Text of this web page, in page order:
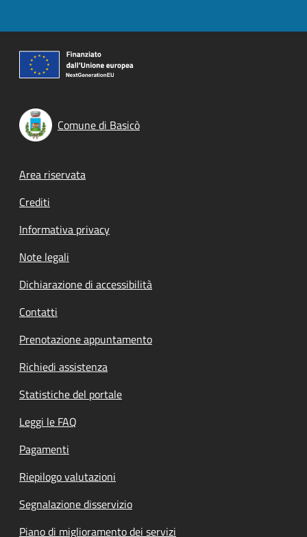
Comune di Basicò
Footer menu
Area riservata
Crediti
Informativa privacy
Note legali
Dichiarazione di accessibilità
Contatti
Prenotazione appuntamento
Richiedi assistenza
Statistiche del portale
Leggi le FAQ
Pagamenti
Riepilogo valutazioni
Segnalazione disservizio
Piano di miglioramento dei servizi